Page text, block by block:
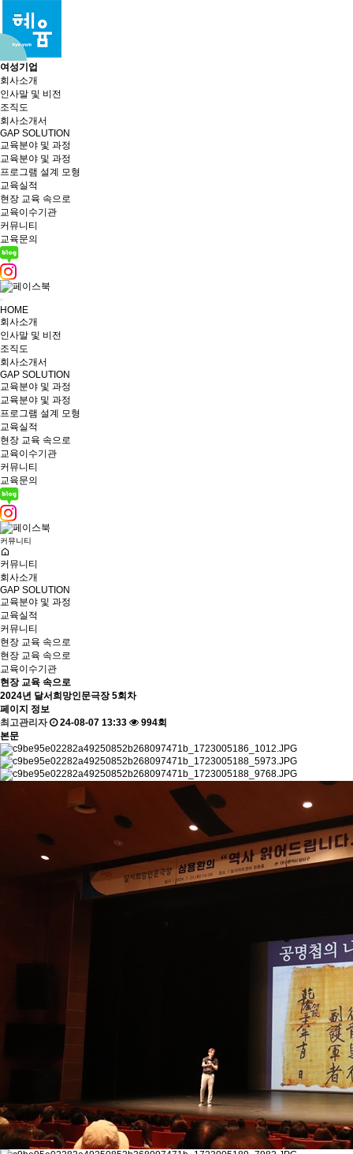
여성기업
회사소개
인사말 및 비전
조직도
회사소개서
GAP SOLUTION
교육분야 및 과정
교육분야 및 과정
프로그램 설계 모형
교육실적
현장 교육 속으로
교육이수기관
커뮤니티
교육문의
HOME
회사소개
인사말 및 비전
조직도
회사소개서
GAP SOLUTION
교육분야 및 과정
교육분야 및 과정
프로그램 설계 모형
교육실적
현장 교육 속으로
교육이수기관
커뮤니티
교육문의
커뮤니티
커뮤니티
회사소개
GAP SOLUTION
교육분야 및 과정
교육실적
커뮤니티
현장 교육 속으로
현장 교육 속으로
교육이수기관
현장 교육 속으로
2024년 달서희망인문극장 5회차
페이지 정보
최고관리자
24-08-07 13:33
994회
본문